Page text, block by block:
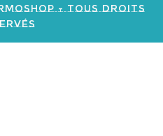
- Tous Droits